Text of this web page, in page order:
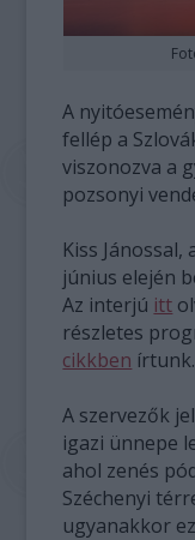
A
fellép a
viszonozva a
pozsonyi
Kiss
június elején
Az interjú itt
részletes
cikkben írtunk.
A szervezők
igazi ünnepe
ahol zenés
Széchenyi
ugyanakkor